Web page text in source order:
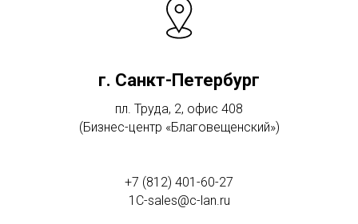
г. Санкт-Петербург
пл. Труда, 2, офис 408
(Бизнес-центр «Благовещенский»)
+7 (812) 401-60-27
1C-sales@c-lan.ru